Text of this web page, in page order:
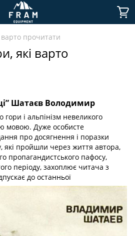
прочитати
які варто
Шатаєв Володимир
і альпінізм невеликого
мовою. Дуже особисте
про досягнення і поразки
які пройшли через життя автора,
пропагандистського пафосу,
періоду, захоплює читача з
до останньої